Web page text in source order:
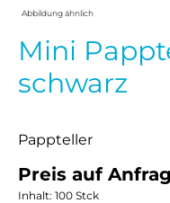
Abbildung ähnlich
Mini
schwarz
Pappteller
Preis auf
Inhalt: 100 Stck